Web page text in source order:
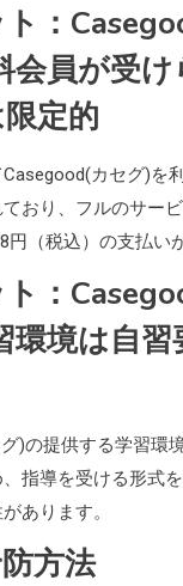
：
会員が受
定的
カセグ)を
おり、フルのサー
円（税込）の支払い
：
環境は自習
)の提供する学習環
指導を受ける形式
あります。
方法